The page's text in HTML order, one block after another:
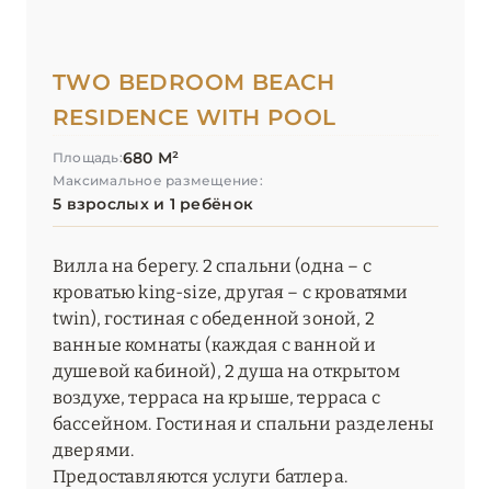
TWO BEDROOM BEACH
RESIDENCE WITH POOL
Площадь:680 М²
Максимальное размещение:
5 взрослых и 1 ребёнок
Вилла на берегу. 2 спальни (одна – с
кроватью king-size, другая – с кроватями
twin), гостиная с обеденной зоной, 2
ванные комнаты (каждая с ванной и
душевой кабиной), 2 душа на открытом
воздухе, терраса на крыше, терраса с
бассейном. Гостиная и спальни разделены
дверями.
Предоставляются услуги батлера.